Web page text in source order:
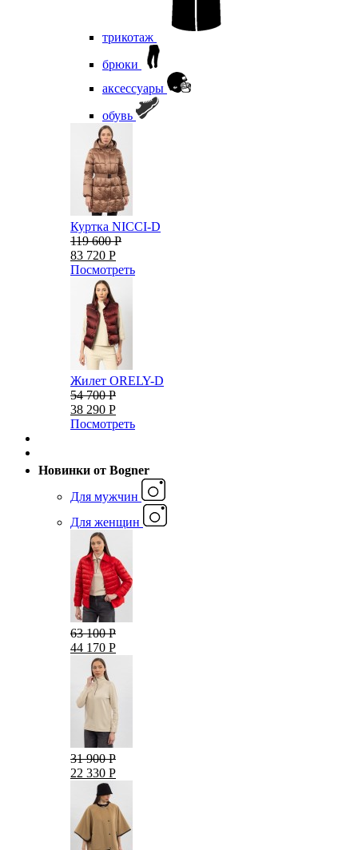
трикотаж
брюки
аксессуары
обувь
Куртка NICCI-D
119 600 Р
83 720 Р
Посмотреть
Жилет ORELY-D
54 700 Р
38 290 Р
Посмотреть
Новинки от Bogner
Для мужчин
Для женщин
63 100 Р
44 170 Р
31 900 Р
22 330 Р